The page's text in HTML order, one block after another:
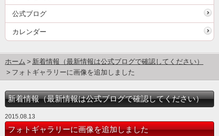
公式ブログ
カレンダー
ホーム
新着情報（最新情報は公式ブログで確認してください）
フォトギャラリーに画像を追加しました
新着情報（最新情報は公式ブログで確認してください）
2015.08.13
フォトギャラリーに画像を追加しました